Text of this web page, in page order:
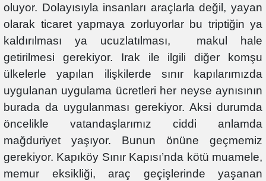
oluyor. Dolayısıyla insanları araçlarla değil, yayan
olarak ticaret yapmaya zorluyorlar bu triptiğin ya
kaldırılması ya ucuzlatılması, makul hale
getirilmesi gerekiyor. Irak ile ilgili diğer komşu
ülkelerle yapılan ilişkilerde sınır kapılarımızda
uygulanan uygulama ücretleri her neyse aynısının
burada da uygulanması gerekiyor. Aksi durumda
öncelikle vatandaşlarımız ciddi anlamda
mağduriyet yaşıyor. Bunun önüne geçmemiz
gerekiyor. Kapıköy Sınır Kapısı’nda kötü muamele,
memur eksikliği, araç geçişlerinde yaşanan